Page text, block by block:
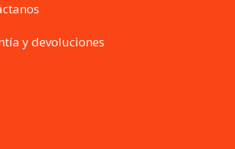
y devoluciones